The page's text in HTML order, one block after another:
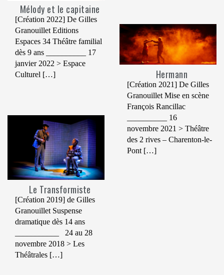
Mélody et le capitaine
[Création 2022] De Gilles
Granouillet Editions
Espaces 34 Théâtre familial
dès 9 ans __________ 17
janvier 2022 > Espace
Culturel […]
Hermann
[Création 2021] De Gilles
Granouillet Mise en scène
François Rancillac
__________ 16
novembre 2021 > Théâtre
des 2 rives – Charenton-le-
Pont […]
Le Transformiste
[Création 2019] de Gilles
Granouillet Suspense
dramatique dès 14 ans
___________ 24 au 28
novembre 2018 > Les
Théâtrales […]